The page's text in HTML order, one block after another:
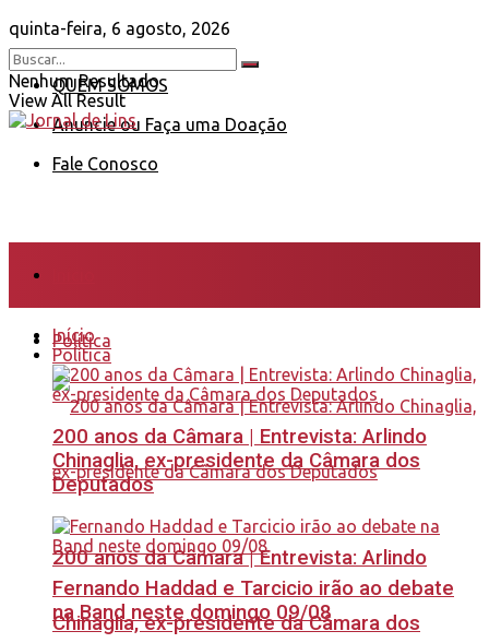
quinta-feira, 6 agosto, 2026
QUEM SOMOS
Anuncie ou Faça uma Doação
Fale Conosco
Nenhum Resultado
View All Result
Política
200 anos da Câmara | Entrevista: Arlindo
Chinaglia, ex-presidente da Câmara dos
Início
Política
200 anos da Câmara | Entrevista: Arlindo
Chinaglia, ex-presidente da Câmara dos
Deputados
Fernando Haddad e Tarcicio irão ao debate
na Band neste domingo 09/08